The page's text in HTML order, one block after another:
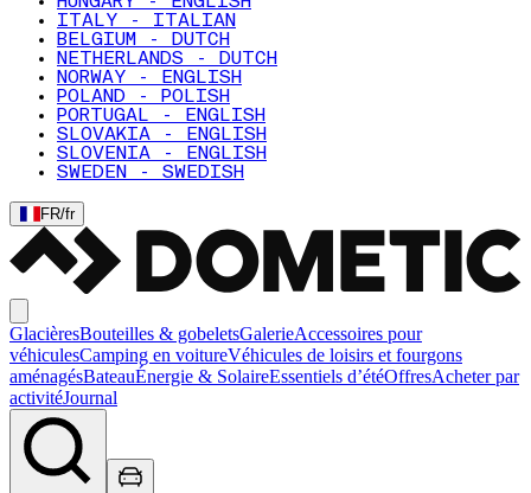
ITALY - ITALIAN
BELGIUM - DUTCH
NETHERLANDS - DUTCH
NORWAY - ENGLISH
POLAND - POLISH
PORTUGAL - ENGLISH
SLOVAKIA - ENGLISH
SLOVENIA - ENGLISH
SWEDEN - SWEDISH
FR/fr
GlacièresBouteilles & gobeletsGalerieAccessoires pour
véhiculesCamping en voitureVéhicules de loisirs et fourgons
aménagésBateauÉnergie & SolaireEssentiels d’étéOffresAcheter par
activitéJournal